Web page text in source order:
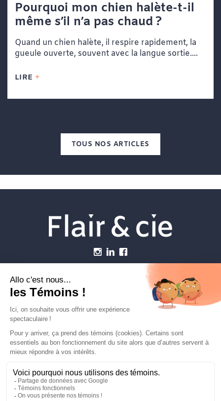
Pourquoi mon chien halète-t-il
même s’il n’a pas chaud ?
Quand un chien halète, il respire rapidement, la
gueule ouverte, souvent avec la langue sortie....
LIRE
TOUS NOS ARTICLES
Établissements vétérinaires
Carrière
Contactez-nous
FLAIRETCIE © 2026